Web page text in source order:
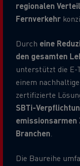
regionalen
Fernverkehr
Durch eine
den gesamten
unterstützt die E-
einem
zertifizierte
SBTi-
emissionsarmen
Branchen.
Die Baureihe